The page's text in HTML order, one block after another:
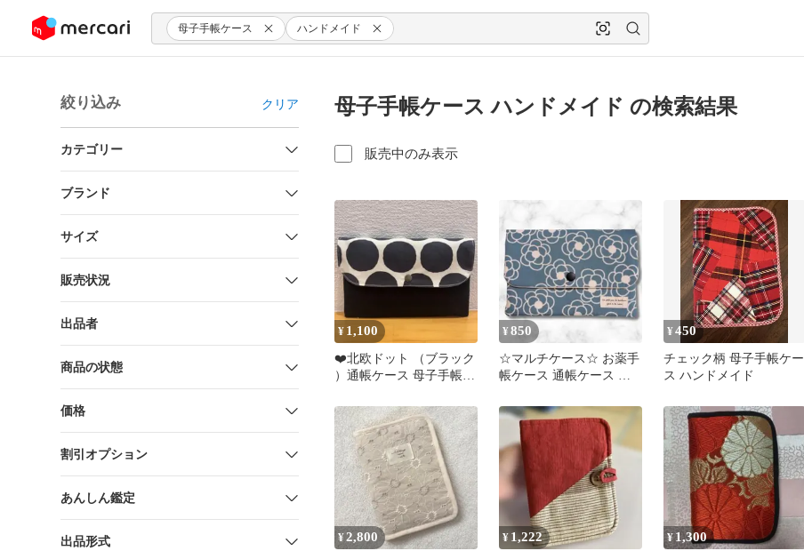
ツにスキップ 母子手帳ケース ハンドメイド
絞り込み クリア
カテゴリー
ブランド
サイズ
販売状況
出品者
商品の状態
価格
割引オプション
あんしん鑑定
出品形式
母子手帳ケース ハンドメイド の検索結果
販売中のみ表示
¥ 1,100
❤️北欧ドット （ブラック
）通帳ケース 母子手帳ケ
¥850
☆マルチケース☆ お薬手
帳ケース 通帳ケース ハ
¥450
チェック柄 母子手帳ケー
ス ハンドメイド
¥2,800 ¥ 1,222 ¥1,300